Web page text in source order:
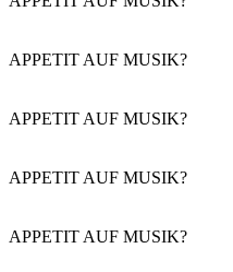
APPETIT AUF MUSIK?
APPETIT AUF MUSIK?
APPETIT AUF MUSIK?
APPETIT AUF MUSIK?